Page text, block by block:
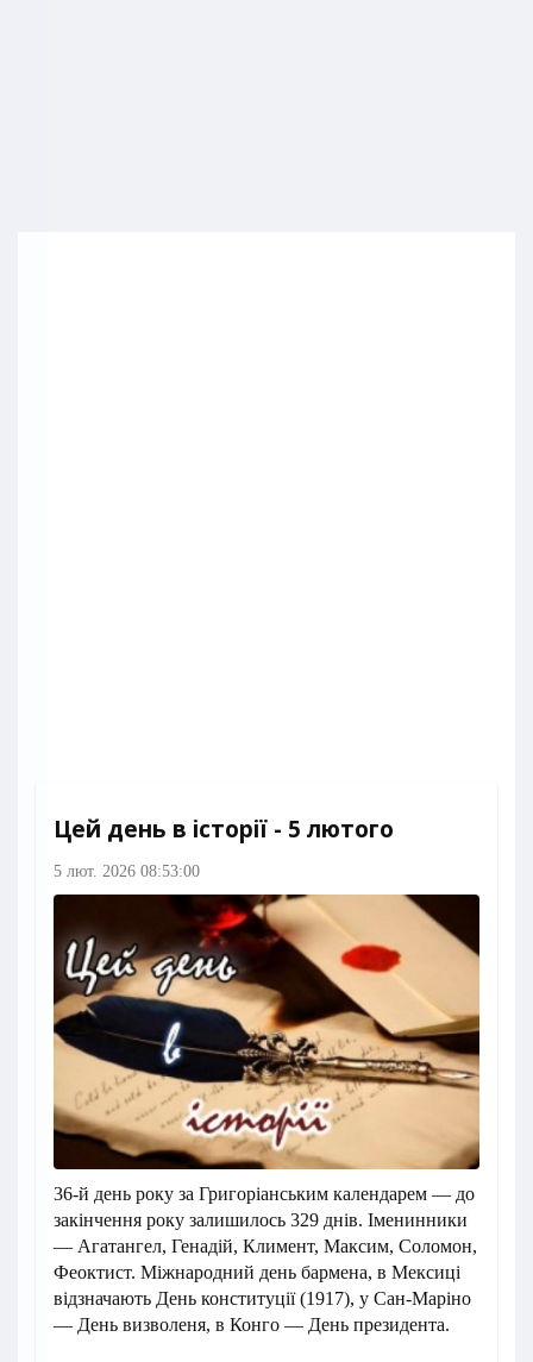
Цей день в історії - 5 лютого
5 лют. 2026 08:53:00
36-й день року за Григоріанським календарем — до
закінчення року залишилось 329 днів. Іменинники
— Агатангел, Генадій, Климент, Максим, Соломон,
Феоктист. Міжнародний день бармена, в Мексиці
відзначають День конституції (1917), у Сан-Маріно
— День визволеня, в Конго — День президента.